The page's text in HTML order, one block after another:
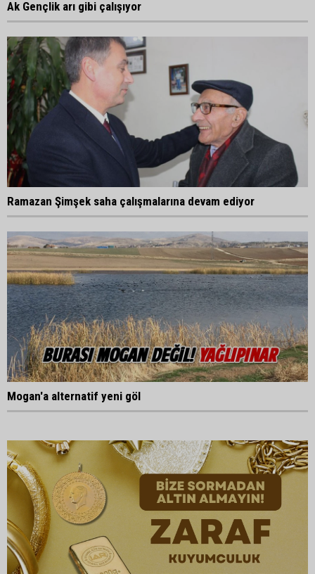
Ak Gençlik arı gibi çalışıyor
Ramazan Şimşek saha çalışmalarına devam ediyor
Mogan'a alternatif yeni göl